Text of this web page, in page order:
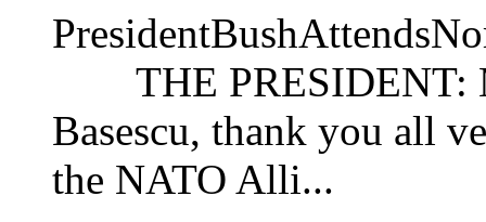
THE PRESIDENT:
Basescu, thank you all
the NATO Alli...